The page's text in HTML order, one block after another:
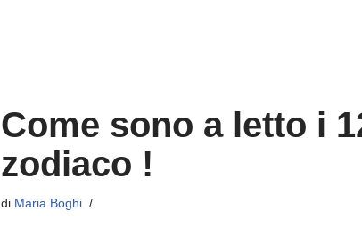
Come sono a letto i
zodiaco !
di Maria Boghi